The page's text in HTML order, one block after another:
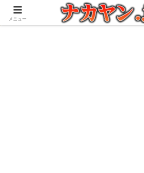
アウトドアとガジェット好きな管理人の愉
メニュー